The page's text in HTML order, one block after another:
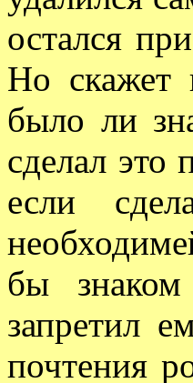
остался
Но скажет
было ли
сделал это
если
бы знаком
запретил
почтения